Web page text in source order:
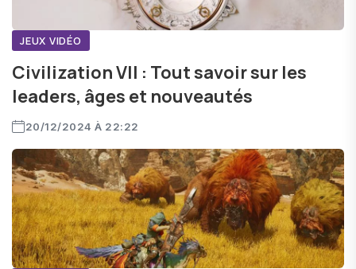
JEUX VIDÉO
Civilization VII : Tout savoir sur les
leaders, âges et nouveautés
20/12/2024 À 22:22